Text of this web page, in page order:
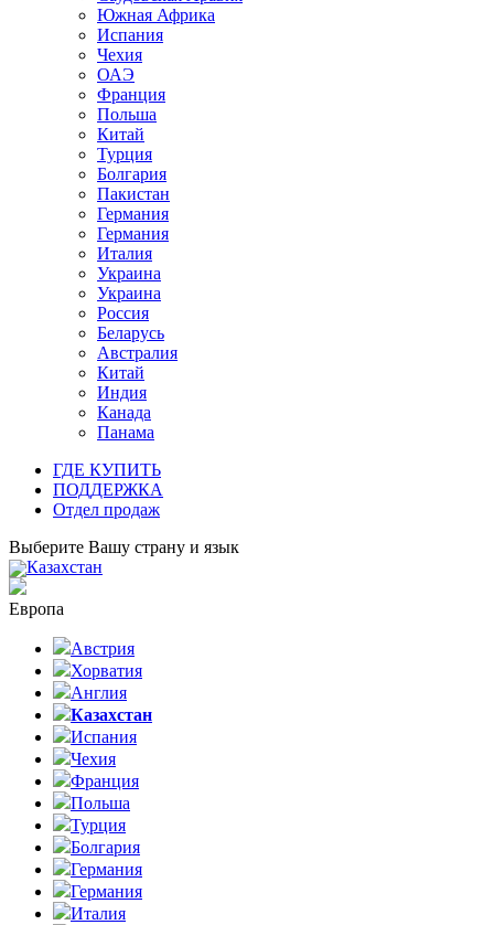
Южная Африка
Испания
Чехия
ОАЭ
Франция
Польша
Китай
Турция
Болгария
Пакистан
Германия
Германия
Италия
Украина
Украина
Россия
Беларусь
Австралия
Китай
Индия
Канада
Панама
ГДЕ КУПИТЬ
ПОДДЕРЖКА
Отдел продаж
Выберите Вашу страну и язык
Казахстан
Европа
Австрия
Хорватия
Англия
Казахстан
Испания
Чехия
Франция
Польша
Турция
Болгария
Германия
Германия
Италия